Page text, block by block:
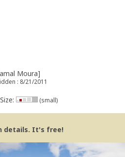
Moura]
: 8/21/2011
Size: (small)
details. It's free!